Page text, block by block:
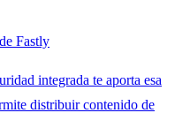
Fastly
integrada te aporta esa
distribuir contenido de